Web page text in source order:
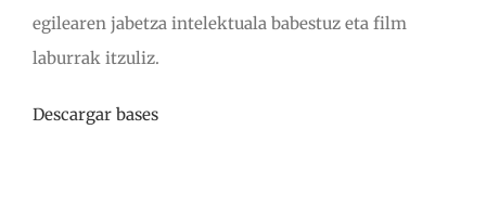
egilearen jabetza intelektuala babestuz eta film
laburrak itzuliz.
Descargar bases